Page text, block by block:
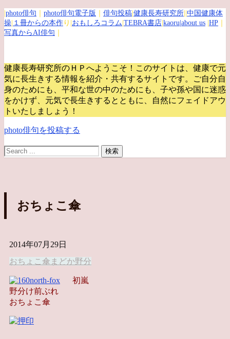
photo俳句 photo俳句電子版 俳句投稿 健康長寿研究所 中国健康体
操 １冊からの本作 り| おもしろコラム TEBRA書店 kaoru |about us HP
写真からAI俳句
健康長寿研究所のＨＰへようこそ！このサイトは、健康で元
気に長生きする情報を紹介・共有するサイトです。
ご自分自
身のためにも、平和な世の中のためにも、子や孫や国に迷惑
をかけず、元気で長生きするとともに、自然にフェイドアウ
トいたしましょう！
photo俳句を投稿する
おちょこ傘
2014年07月29日
おちょこ傘 まどか野分
初嵐
野分け前ぶれ
おちょこ傘